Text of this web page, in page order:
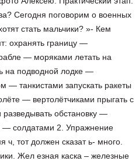
Сегодня поговорим о военных
стать мальчики? »- Кем
охранять границу —
— моряками летать на
на подводной лодке —
— танкистами запускать ракеты
— вертолётчиками прыгать с
обстановку —
— солдатами 2. Упражнение
ч, тот должен сказат ь- много.
Жел езная каска – железные